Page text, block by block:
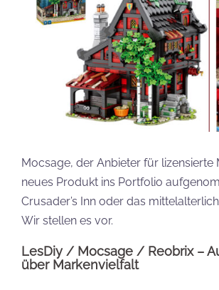
Mocsage, der Anbieter für lizensierte
neues Produkt ins Portfolio
Crusader’s Inn oder das
Wir stellen es vor.
LesDiy / Mocsage / Reobrix –
über Markenvielfalt